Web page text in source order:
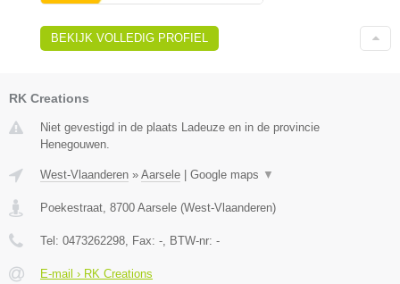
BEKIJK VOLLEDIG PROFIEL
RK Creations
Niet gevestigd in de plaats Ladeuze en in de provincie
Henegouwen.
West-Vlaanderen » Aarsele Google maps ▼
Poekestraat 8700 Aarsele (West-Vlaanderen)
Tel: 0473262298 , Fax: - , BTW-nr: -
E-mail › RK Creations